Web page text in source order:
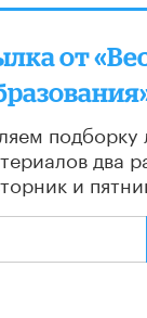
от
подборку
два
и